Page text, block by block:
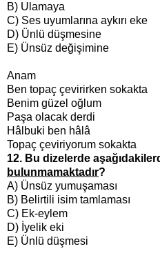
B) Ulamaya
C) Ses uyumlarına aykırı eke
D) Ünlü düşmesine
E) Ünsüz değişimine
Anam
Ben topaç çevirirken sokakta
Benim güzel oğlum
Paşa olacak derdi
Hâlbuki ben hâlâ
Topaç çeviriyorum sokakta
12. Bu dizelerde
bulunmamaktadır?
A) Ünsüz yumuşaması
B) Belirtili isim tamlaması
C) Ek-eylem
D) İyelik eki
E) Ünlü düşmesi